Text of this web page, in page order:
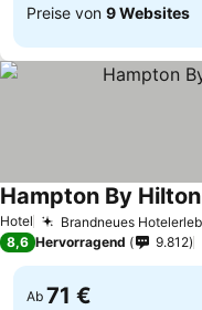
Preise von 9 Websites
Hotel Brandneues
Hampton By
8,6 Hervorragend 9.812
Ab 71 €